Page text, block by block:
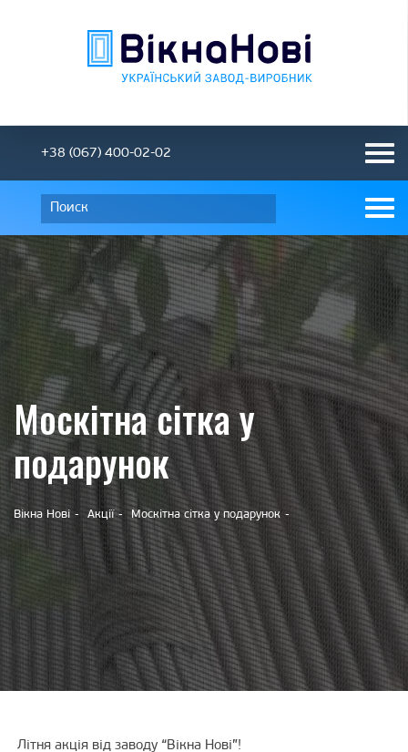
+38 (067) 400-02-02
Москітна сітка у
подарунок
Вікна Нові Акції Москітна сітка у подарунок
Літня акція від заводу “Вікна Нові”!